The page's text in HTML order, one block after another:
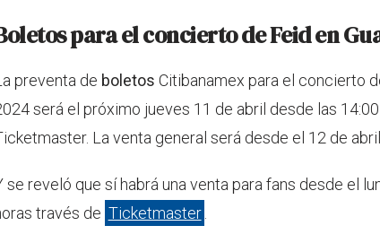
para el concierto de Feid en
preventa de boletos Citibanamex para el concierto
será el próximo jueves 11 de abril desde las
La venta general será desde el 12 de
se reveló que sí habrá una venta para fans desde el
través de Ticketmaster